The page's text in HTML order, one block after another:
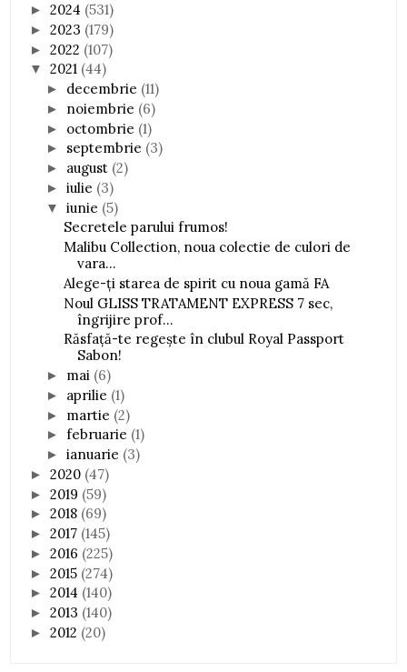
►2024 (531)
►2023 (179)
►2022 (107)
▼2021 (44)
► decembrie (11)
► noiembrie (6)
► octombrie (1)
► septembrie (3)
► august (2)
►iulie (3)
▼iunie (5)
Secretele parului frumos!
Malibu Collection, noua colectie de culori de
vara...
Alege-ți starea de spirit cu noua gamă FA
Noul GLISS TRATAMENT EXPRESS 7 sec,
îngrijire prof...
Răsfață-te regește în clubul Royal Passport
Sabon!
► mai (6)
► aprilie (1)
► martie (2)
►februarie (1)
►ianuarie (3)
►2020 (47)
►2019 (59)
►2018 (69)
►2017 (145)
►2016 (225)
►2015 (274)
►2014 (140)
►2013 (140)
►2012 (20)